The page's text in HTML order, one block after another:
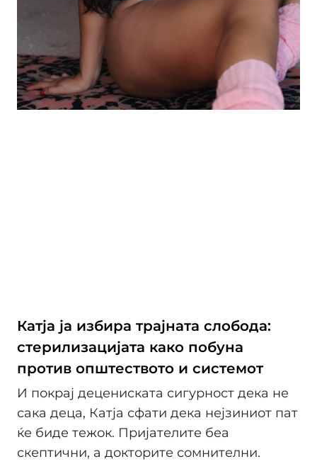
Катја ја избира трајната слобода:
стерилизацијата како побуна
против општеството и системот
И покрај децениската сигурност дека не
сака деца, Катја сфати дека нејзиниот пат
ќе биде тежок. Пријателите беа
скептични, а докторите сомнителни.